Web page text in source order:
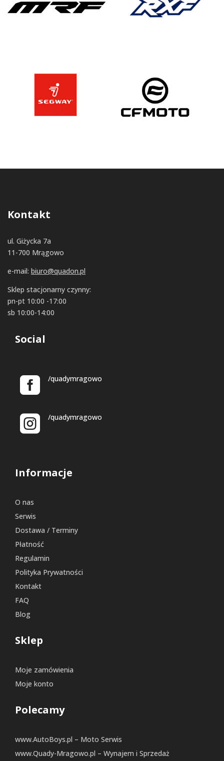
Kontakt
ul. Giżycka 7a
11-700 Mrągowo
e-mail: biuro@quadon.pl
Sklep stacjonarny czynny:
pn-pt 10:00 -17:00
sb 10:00-14:00
Social
/quadymragowo
/quadymragowo
Informacje
O nas
Serwis
Dostawa / Terminy
Płatność
Regulamin
Polityka Prywatności
Kontakt
FAQ
Blog
Sklep
Moje zamówienia
Moje konto
Polecamy
www.AutoBoys.pl – Moto Serwis
www.Quady-Mragowo.pl – Wynajem i Sprzedaż